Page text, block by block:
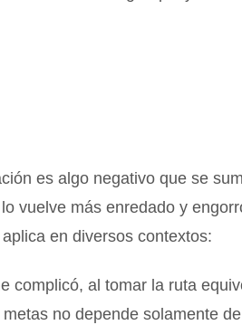
es algo negativo que se
vuelve más enredado y
en diversos contextos:
complicó, al tomar la ruta
no depende solamente